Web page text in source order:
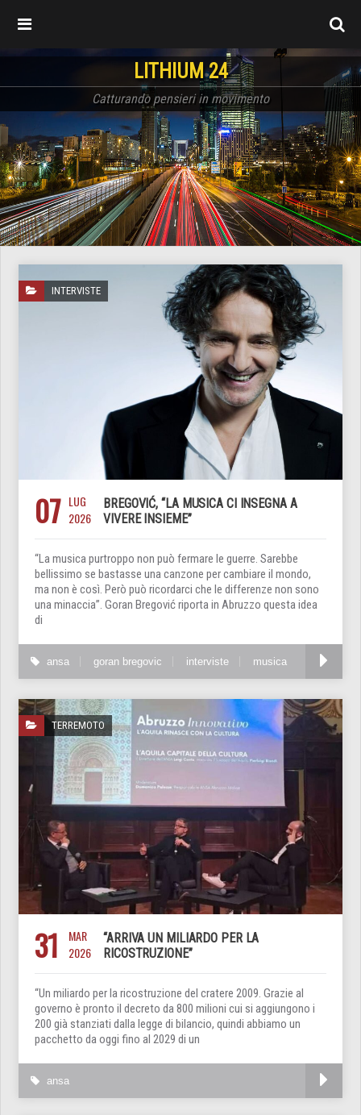
LITHIUM 24
Catturando pensieri in movimento
INTERVISTE
07 LUG
2026
BREGOVIĆ, “LA MUSICA CI INSEGNA A
VIVERE INSIEME”
“La musica purtroppo non può fermare le guerre. Sarebbe
bellissimo se bastasse una canzone per cambiare il mondo,
ma non è così. Però può ricordarci che le differenze non sono
una minaccia”. Goran Bregović riporta in Abruzzo questa idea
di
ansa goran bregovic interviste musica
TERREMOTO
31
MAR
2026
“ARRIVA UN MILIARDO PER LA
RICOSTRUZIONE”
“Un miliardo per la ricostruzione del cratere 2009. Grazie al
governo è pronto il decreto da 800 milioni cui si aggiungono i
200 già stanziati dalla legge di bilancio, quindi abbiamo un
pacchetto da oggi fino al 2029 di un
ansa